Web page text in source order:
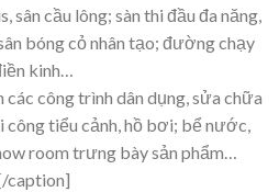
sân cầu lông; sàn thi đầu đa năng,
bóng cỏ nhân tạo; đường chạy
kinh…
các công trình dân dụng, sửa chữa
công tiểu cảnh, hồ bơi; bể nước,
room trưng bày sản phẩm…
caption]